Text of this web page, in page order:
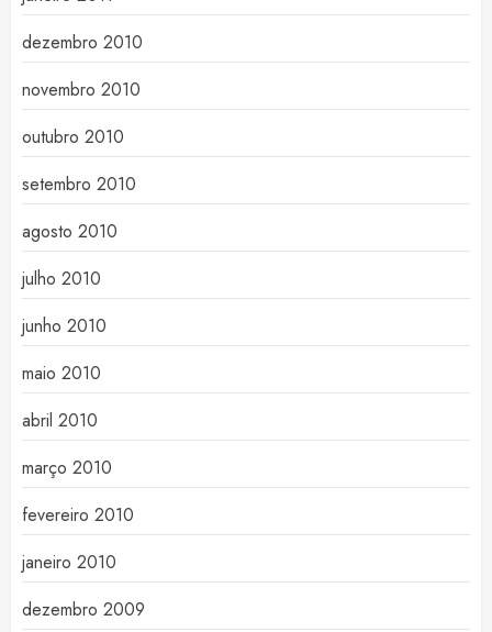
dezembro 2010
novembro 2010
outubro 2010
setembro 2010
agosto 2010
julho 2010
junho 2010
maio 2010
abril 2010
março 2010
fevereiro 2010
janeiro 2010
dezembro 2009